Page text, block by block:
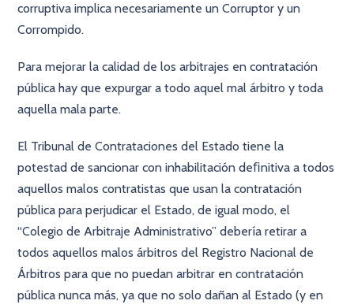
corruptiva implica necesariamente un Corruptor y un
Corrompido.
Para mejorar la calidad de los arbitrajes en contratación
pública hay que expurgar a todo aquel mal árbitro y toda
aquella mala parte.
El Tribunal de Contrataciones del Estado tiene la
potestad de sancionar con inhabilitación deﬁnitiva a todos
aquellos malos contratistas que usan la contratación
pública para perjudicar el Estado, de igual modo, el
“Colegio de Arbitraje Administrativo” debería retirar a
todos aquellos malos árbitros del Registro Nacional de
Árbitros para que no puedan arbitrar en contratación
pública nunca más, ya que no solo dañan al Estado (y en